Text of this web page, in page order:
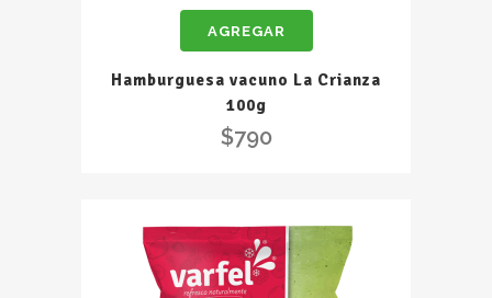
La
100g
quantity
AGREGAR
Hamburguesa vacuno La Crianza
100g
$790